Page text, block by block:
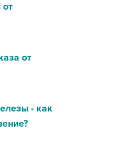
от
- как